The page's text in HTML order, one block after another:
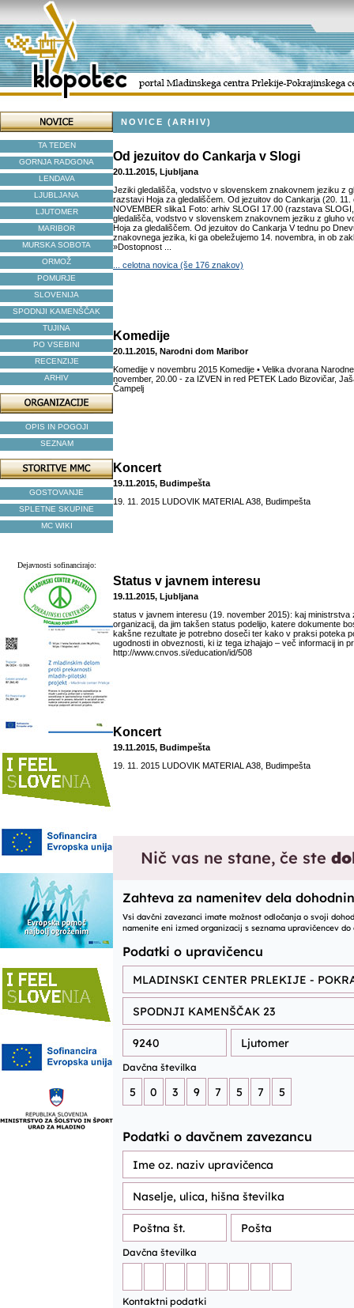
TA TEDEN
GORNJA RADGONA
LENDAVA
LJUBLJANA
LJUTOMER
MARIBOR
MURSKA SOBOTA
ORMOŽ
POMURJE
SLOVENIJA
SPODNJI KAMENŠČAK
TUJINA
PO VSEBINI
RECENZIJE
ARHIV
OPIS IN POGOJI
SEZNAM
GOSTOVANJE
SPLETNE SKUPINE
MC WIKI
Dejavnosti sofinancirajo:
NOVICE (ARHIV)
Od jezuitov do Cankarja v Slogi
20.11.2015, Ljubljana
Jeziki gledališča, vodstvo v slovenskem znakovnem jeziku z
razstavi Hoja za gledališčem. Od jezuitov do Cankarja (20. 11.
NOVEMBER slika1 Foto: arhiv SLOGI 17.00 (razstava
gledališča, vodstvo v slovenskem znakovnem jeziku z gluho
Hoja za gledališčem. Od jezuitov do Cankarja V tednu po
znakovnega jezika, ki ga obeležujemo 14. novembra, in ob
»Dostopnost ...
... celotna novica (še 176 znakov)
Komedije
20.11.2015, Narodni dom Maribor
Komedije v novembru 2015 Komedije • Velika dvorana
november, 20.00 - za IZVEN in red PETEK Lado Bizovičar,
Čampelj
Koncert
19.11.2015, Budimpešta
19. 11. 2015 LUDOVIK MATERIAL A38, Budimpešta
Status v javnem interesu
19.11.2015, Ljubljana
status v javnem interesu (19. november 2015): kaj ministrstva
organizacij, da jim takšen status podelijo, katere dokumente
kakšne rezultate je potrebno doseči ter kako v praksi poteka
ugodnosti in obveznosti, ki iz tega izhajajo – več informacij in
http://www.cnvos.si/education/id/508
Koncert
19.11.2015, Budimpešta
19. 11. 2015 LUDOVIK MATERIAL A38, Budimpešta